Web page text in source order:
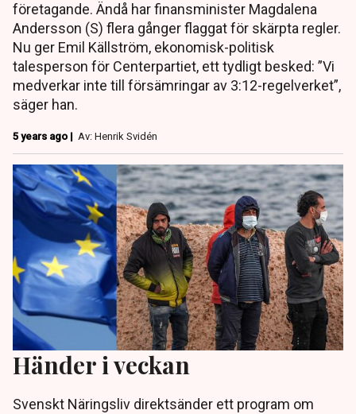
företagande. Ändå har finansminister Magdalena
Andersson (S) flera gånger flaggat för skärpta regler.
Nu ger Emil Källström, ekonomisk-politisk
talesperson för Centerpartiet, ett tydligt besked: ”Vi
medverkar inte till försämringar av 3:12-regelverket”,
säger han.
5 years ago | Av: Henrik Svidén
Händer i veckan
Svenskt Näringsliv direktsänder ett program om